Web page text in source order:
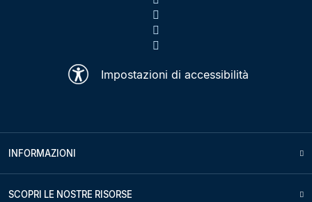
Impostazioni di accessibilità
INFORMAZIONI
SCOPRI LE NOSTRE RISORSE